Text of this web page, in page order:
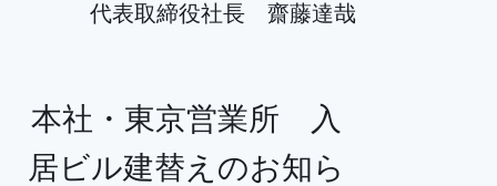
代表取締役社長 齋藤達哉
本社・東京営業所 入
居ビル建替えのお知ら